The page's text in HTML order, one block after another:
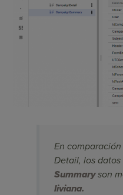
En
Detail, los
Summaryson
liviana.